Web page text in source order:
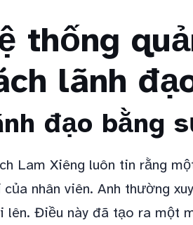
thống
lãnh
đạo bằng
Lam Xiêng luôn tin rằng
của nhân viên. Anh thường
lên. Điều này đã tạo ra một